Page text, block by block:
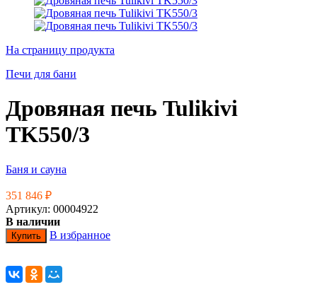
На страницу продукта
Печи для бани
Дровяная печь Tulikivi
TK550/3
Баня и сауна
351 846 ₽
Артикул: 00004922
В наличии
Купить В избранное